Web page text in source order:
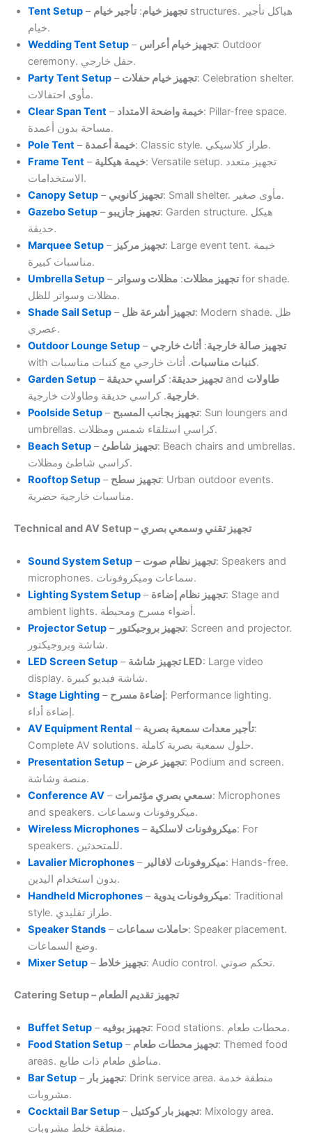
Tent Setup – تجهيز خيام:تأجير خيام
structures. هياكل تأجير
خيام.
Wedding Tent Setup – تجهيز خيام أعراس: Outdoor
ceremony. حفل خارجي.
Party Tent Setup – تجهيز خيام حفلات: Celebration shelter.
مأوى احتفالات.
Clear Span Tent – خيمة واضحة الامتداد: Pillar-free space.
مساحة بدون أعمدة.
Pole Tent – خيمة أعمدة
: Classic style. طراز كلاسيكي.
Frame Tent – خيمة هيكلية: Versatile setup. تجهيز متعدد
الاستخدامات.
Canopy Setup – تجهيز كانوبي
: Small shelter. مأوى صغير.
Gazebo Setup – تجهيز جازيبو: Garden structure. هيكل
حديقة.
Marquee Setup – تجهيز مركيز: Large event tent. خيمة
مناسبات كبيرة.
Umbrella Setup – تجهيز مظلات: مظلات وسواتر
for shade.
مظلات وسواتر للظل.
Shade Sail Setup – تجهيز أشرعة ظل: Modern shade. ظل
عصري.
Outdoor Lounge Setup – تجهيز صالة خارجية: أثاث خارجي
with
كنبات مناسبات. أثاث خارجي مع كنبات مناسبات.
Garden Setup – تجهيز حديقة:كراسي حديقة and طاولات
خارجية. كراسي حديقة وطاولات خارجية.
Poolside Setup – تجهيز بجانب المسبح: Sun loungers and
umbrellas. كراسي استلقاء شمس ومظلات.
Beach Setup – تجهيز شاطئ: Beach chairs and umbrellas.
كراسي شاطئ ومظلات.
Rooftop Setup – تجهيز سطح: Urban outdoor events.
مناسبات خارجية حضرية.
Technical and AV Setup – تجهيز تقني وسمعي بصري
Sound System Setup – تجهيز نظام صوت: Speakers and
microphones. سماعات وميكروفونات.
Lighting System Setup – تجهيز نظام إضاءة: Stage and
ambient lights. أضواء مسرح ومحيطة.
Projector Setup – تجهيز بروجيكتور: Screen and projector.
شاشة وبروجيكتور.
LED Screen Setup – تجهيز شاشة LED: Large video
display. شاشة فيديو كبيرة.
Stage Lighting – إضاءة مسرح: Performance lighting.
إضاءة أداء.
AV Equipment Rental – تأجير معدات سمعية بصرية:
Complete AV solutions. حلول سمعية بصرية كاملة.
Presentation Setup – تجهيز عرض: Podium and screen.
منصة وشاشة.
Conference AV – سمعي بصري مؤتمرات: Microphones
and speakers. ميكروفونات وسماعات.
Wireless Microphones – ميكروفونات لاسلكية: For
speakers. للمتحدثين.
Lavalier Microphones – ميكروفونات لافالير: Hands-free.
بدون استخدام اليدين.
Handheld Microphones – ميكروفونات يدوية: Traditional
style. طراز تقليدي.
Speaker Stands – حاملات سماعات: Speaker placement.
وضع السماعات.
Mixer Setup – تجهيز خلاط : Audio control. تحكم صوتي.
Catering Setup – تجهيز تقديم الطعام
Buffet Setup – تجهيز بوفيه
: Food stations. محطات طعام.
Food Station Setup – تجهيز محطات طعام: Themed food
areas. مناطق طعام ذات طابع.
Bar Setup – تجهيز بار: Drink service area. منطقة خدمة
مشروبات.
Cocktail Bar Setup – تجهيز بار كوكتيل: Mixology area.
منطقة خلط مشروبات.